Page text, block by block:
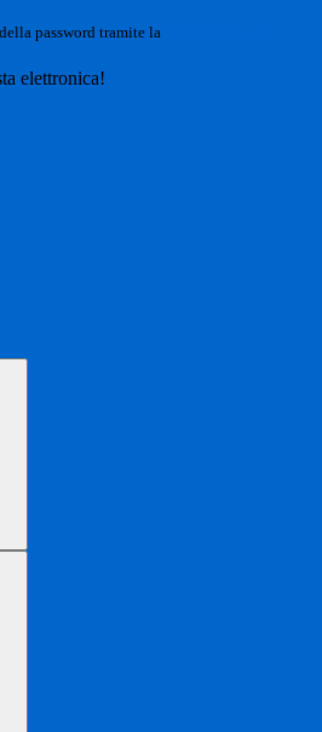
password tramite la
elettronica!